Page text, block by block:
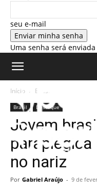
seu e-mail
Uma senha será
Início Brasil
Brasil Destaque
Jovem
no nariz
Por Gabriel Araújo - 9 de